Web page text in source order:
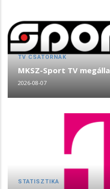
TV CSATORNÁK
MKSZ-Sport TV
2026-08-07
STATISZTIKA